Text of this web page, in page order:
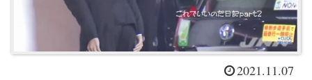
2021.11.07